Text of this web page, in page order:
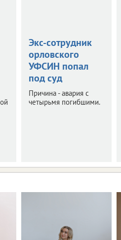
Экс-сотрудник
орловского
УФСИН попал
под суд
Причина - авария с
четырьмя погибшими.